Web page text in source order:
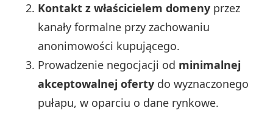
Kontakt z właścicielem domeny przez
kanały formalne przy zachowaniu
anonimowości kupującego.
Prowadzenie negocjacji od minimalnej
akceptowalnej oferty do wyznaczonego
pułapu, w oparciu o dane rynkowe.